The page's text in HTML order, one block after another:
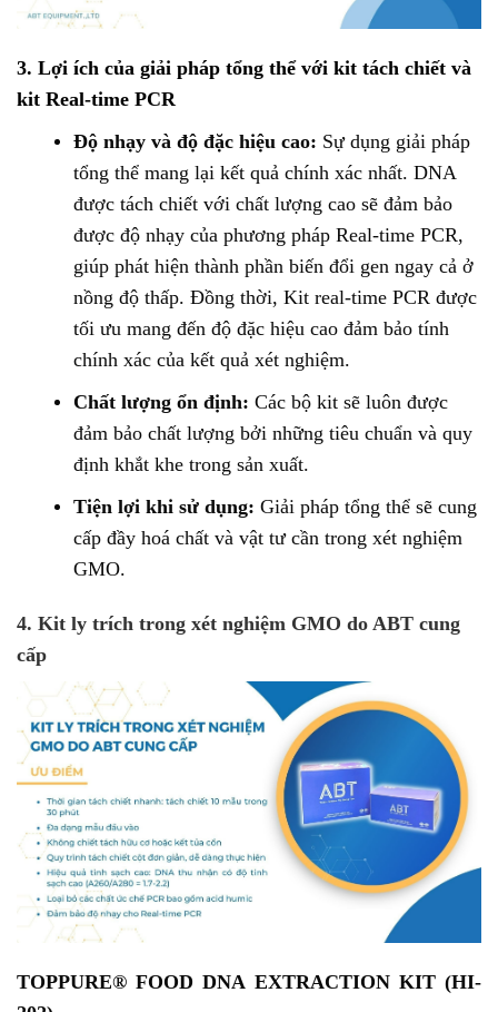
3. Lợi ích của giải pháp tổng thể với kit tách chiết và
kit Real-time PCR
Độ nhạy và độ đặc hiệucao: Sự dụng giải pháp
tổng thể mang lại kết quả chính xác nhất. DNA
được tách chiết với chất lượng cao sẽ đảm bảo
được độ nhạy của phương pháp Real-time PCR,
giúp phát hiện thành phần biến đổi gen ngay cả ở
nồng độ thấp. Đồng thời, Kit real-time PCR được
tối ưu mang đến độ đặc hiệu cao đảm bảo tính
chính xác của kết quả xét nghiệm.
Chất lượng ổn định: Các bộ kit sẽ luôn được
đảm bảo chất lượng bởi những tiêu chuẩn và quy
định khắt khe trong sản xuất.
Tiện lợi khi sử dụng: Giải pháp tổng thể sẽ cung
cấp đầy hoá chất và vật tư cần trong xét nghiệm
GMO.
4. Kit ly trích trong xét nghiệm GMO do ABT cung
cấp
TOPPURE® FOOD DNA EXTRACTION KIT (HI-